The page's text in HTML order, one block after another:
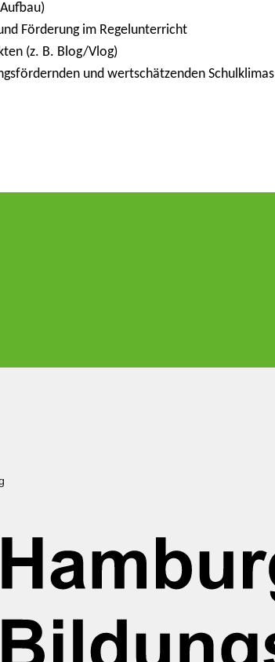
Förderung im Regelunterricht
(z. B. Blog/Vlog)
und wertschätzenden Schulklimas